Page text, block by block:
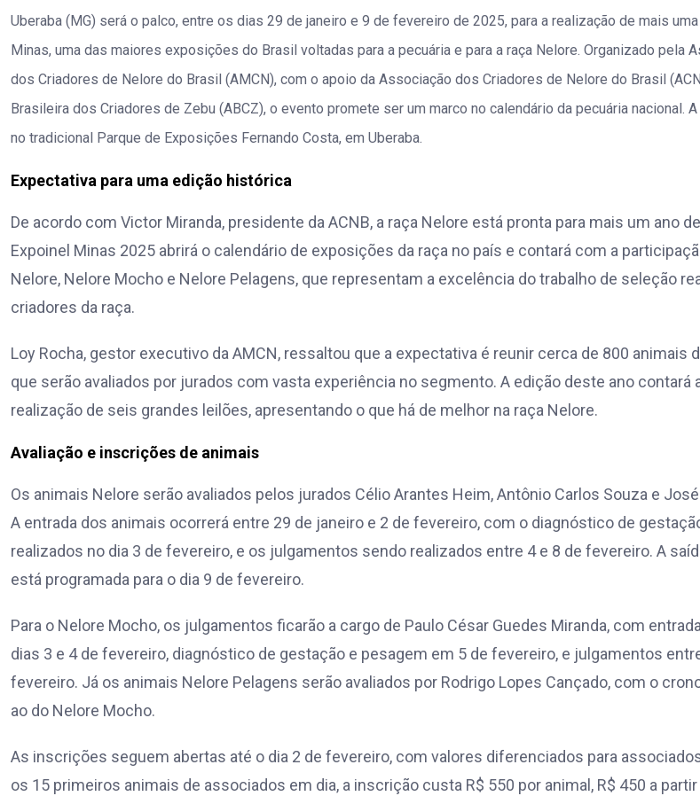
Uberaba (MG) será o palco, entre os dias 29 de janeiro e 9 de fevereiro de 2025, para a realização de mais
Minas, uma das maiores exposições do Brasil voltadas para a pecuária e para a raça Nelore. Organizado pela
dos Criadores de Nelore do Brasil (AMCN), com o apoio da Associação dos Criadores de Nelore do Brasil
Brasileira dos Criadores de Zebu (ABCZ), o evento promete ser um marco no calendário da pecuária nacional.
no tradicional Parque de Exposições Fernando Costa, em Uberaba.
Expectativa para uma edição histórica
De acordo com Victor Miranda, presidente da ACNB, a raça Nelore está pronta para mais um ano
Expoinel Minas 2025 abrirá o calendário de exposições da raça no país e contará com a
Nelore, Nelore Mocho e Nelore Pelagens, que representam a excelência do trabalho de seleção
criadores da raça.
Loy Rocha, gestor executivo da AMCN, ressaltou que a expectativa é reunir cerca de 800 animais
que serão avaliados por jurados com vasta experiência no segmento. A edição deste ano contará
realização de seis grandes leilões, apresentando o que há de melhor na raça Nelore.
Avaliação e inscrições de animais
Os animais Nelore serão avaliados pelos jurados Célio Arantes Heim, Antônio Carlos Souza e
A entrada dos animais ocorrerá entre 29 de janeiro e 2 de fevereiro, com o diagnóstico de
realizados no dia 3 de fevereiro, e os julgamentos sendo realizados entre 4 e 8 de fevereiro. A
está programada para o dia 9 de fevereiro.
Para o Nelore Mocho, os julgamentos ficarão a cargo de Paulo César Guedes Miranda, com
dias 3 e 4 de fevereiro, diagnóstico de gestação e pesagem em 5 de fevereiro, e julgamentos
fevereiro. Já os animais Nelore Pelagens serão avaliados por Rodrigo Lopes Cançado, com o
ao do Nelore Mocho.
As inscrições seguem abertas até o dia 2 de fevereiro, com valores diferenciados para associados
os 15 primeiros animais de associados em dia, a inscrição custa R$ 550 por animal, R$ 450 a partir